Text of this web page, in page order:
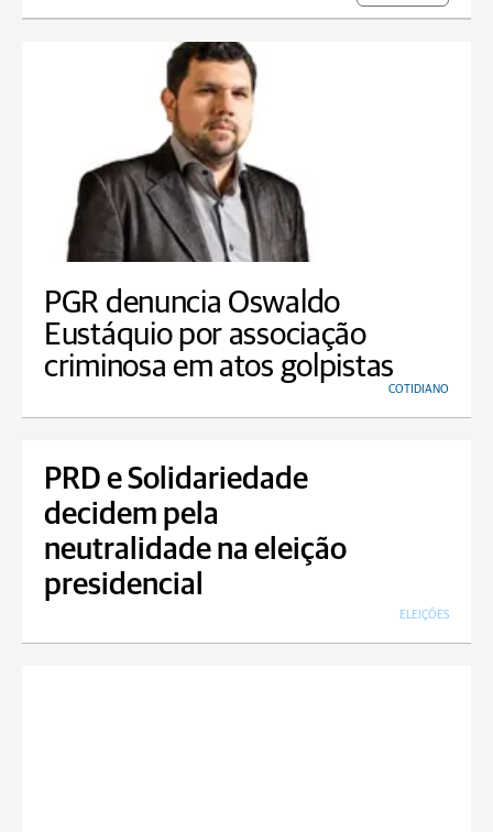
PGR denuncia Oswaldo
Eustáquio por associação
criminosa em atos golpistas
COTIDIANO
PRD e Solidariedade
decidem pela
neutralidade na eleição
presidencial
ELEIÇÕES